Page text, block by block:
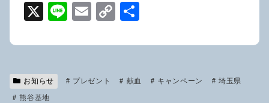
X
Li
e
E
ail
C
p
Li
お知らせ プレゼント 献血 キャンペーン
埼玉県
熊谷基地